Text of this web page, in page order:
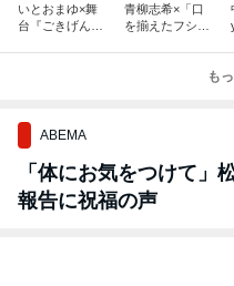
いとおまゆ×舞
台『ごきげんよ
青柳志希×「口
を揃えたフシギ
も
ABEMA
「体にお気をつけて」
報告に祝福の声